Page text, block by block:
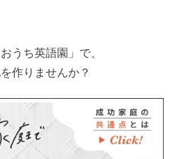
うち英語園」で、
作りませんか？